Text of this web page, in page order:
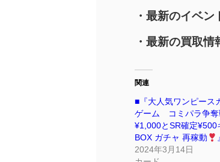
・最新のイベン
・最新の買取情
関連
■『大人気ワンピース
ゲーム コミパラ争奪
¥1,000とSR確定¥500
BOX ガチャ 再稼動
2024年3月14日